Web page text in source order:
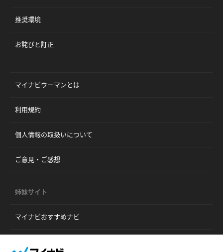
推奨環境
お詫びと訂正
マイナビウーマンとは
利用規約
個人情報の取扱いについて
ご意見・ご感想
姉妹サイト
マイナビおすすめナビ